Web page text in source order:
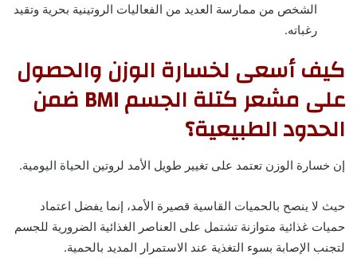
الشخص من ممارسة العديد من الفعاليات الروتينية بحرية وتقيد
رغباته.
كيف أسعى لخسارة الوزن والحصول
على مشعر كتلة الجسم BMI ضمن
الحدود الطبيعية؟
إن خسارة الوزن تعتمد على تغيير طويل الأمد لروتين الحياة اليومية.
حيث لا ينصح بالحميات القاسية قصيرة الأمد، إنما يفضل اعتماد
حميات غذائية متوازنة تشتمل على العناصر الغذائية الضرورية للجسم
لتجنب الإصابة بسوء التغذية عند الاستمرار المديد بالحمية.